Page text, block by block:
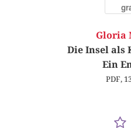
Gloria
Die Insel als
Ein
PDF,